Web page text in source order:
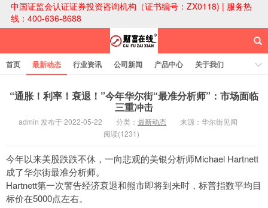
中国证监会认证证券投资咨询机构（证书编号：ZX0118) | 服务热
线：400-636-8688
财富在线科技
首页 最新动态 行业资讯 公司新闻 产品中心
关于我们
“通胀！利率！衰退！”今年华尔街“最准分析师”：市场面临
三重冲击
admin 发布于 2022-05-22 分类： 最新动态
来源：华尔街见闻
阅读(1231)
今年以来美股跌跌不休，一向悲观的美银分析师Michael Hartnett
成了华尔街最准分析师。
Hartnett第一次警告经济衰退和熊市即将到来时，标普指数平均目
标价在5000点左右。